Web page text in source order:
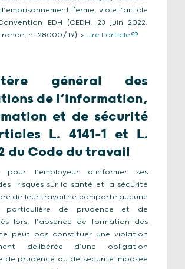
ferme, viole l’article
EDH (CEDH, 23 juin 2022,
n° 28000/19). > Lire l’article
général des
de l’information,
et de sécurité
L. 4141-1 et L.
du Code du travail
pour l’employeur d’informer ses
risques sur la santé et la sécurité
de leur travail ne comporte aucune
particulière de prudence et de
lors, l’absence de formation des
peut pas constituer une violation
délibérée d’une obligation
de prudence ou de sécurité imposée